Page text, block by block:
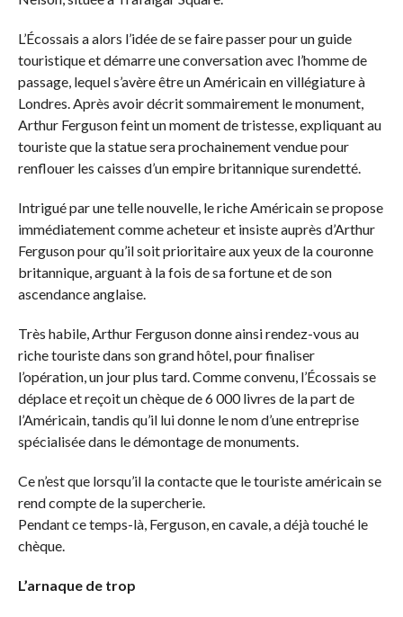
L’Écossais a alors l’idée de se faire passer pour un guide
touristique et démarre une conversation avec l’homme de
passage, lequel s’avère être un Américain en villégiature à
Londres. Après avoir décrit sommairement le monument,
Arthur Ferguson feint un moment de tristesse, expliquant au
touriste que la statue sera prochainement vendue pour
renflouer les caisses d’un empire britannique surendetté.
Intrigué par une telle nouvelle, le riche Américain se propose
immédiatement comme acheteur et insiste auprès d’Arthur
Ferguson pour qu’il soit prioritaire aux yeux de la couronne
britannique, arguant à la fois de sa fortune et de son
ascendance anglaise.
Très habile, Arthur Ferguson donne ainsi rendez-vous au
riche touriste dans son grand hôtel, pour finaliser
l’opération, un jour plus tard. Comme convenu, l’Écossais se
déplace et reçoit un chèque de 6 000 livres de la part de
l’Américain, tandis qu’il lui donne le nom d’une entreprise
spécialisée dans le démontage de monuments.
Ce n’est que lorsqu’il la contacte que le touriste américain se
rend compte de la supercherie.
Pendant ce temps-là, Ferguson, en cavale, a déjà touché le
chèque.
L’arnaque de trop